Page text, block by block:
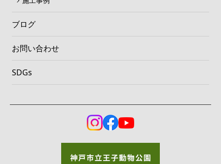
ブログ
お問い合わせ
SDGs